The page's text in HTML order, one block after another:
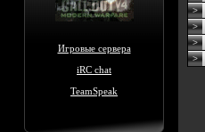
Игровые сервера
iRC chat
TeamSpeak
>
>
>
>